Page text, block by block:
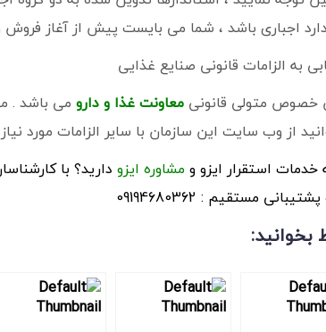
اجباری باشد ، شما می بایست پیش از آغاز فروش
به الزامات قانونی صنایع غذایی
خصوص متولی قانونی معاونت غذا و دارومی باشد .
از وب سایت این سازمان با سایر الزامات مورد
خدمات استقرار ایزو و مشاوره ایزو دارید؟ با
مستقیم : 09194680362
بخوانید: